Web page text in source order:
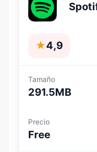
★4,9
Tamaño
291.5MB
Precio
Free